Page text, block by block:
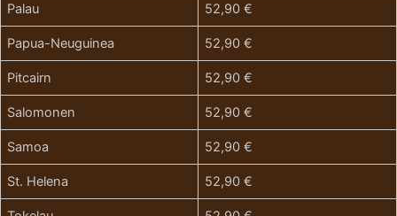
Palau 52,90 €
Papua-Neuguinea 52,90 €
Pitcairn 52,90 €
Salomonen 52,90 €
Samoa 52,90 €
St. Helena 52,90 €